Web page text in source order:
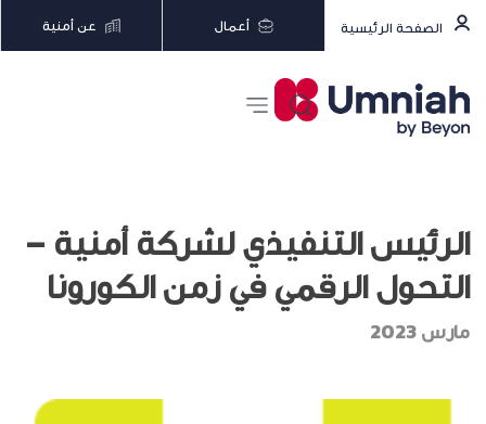
الصفحة الرئيسية أعمال عن أمنية
الرئيس التنفيذي لشركة أمنية –
التحول الرقمي في زمن الكورونا
مارس 2023